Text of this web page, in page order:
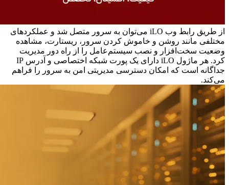
از طریق رابط وب iLO می‌توان به سرور متصل شد و عملکردهای
مختلفی مانند روشن و خاموش کردن سرور، ریستارت، مشاهده
وضعیت سخت‌افزار و نصب سیستم‌عامل را از راه دور مدیریت
کرد. هر ماژول iLO دارای یک پورت شبکه اختصاصی و آدرس IP
جداگانه است که امکان دسترسی مدیریتی امن به سرور را فراهم
می‌کند.